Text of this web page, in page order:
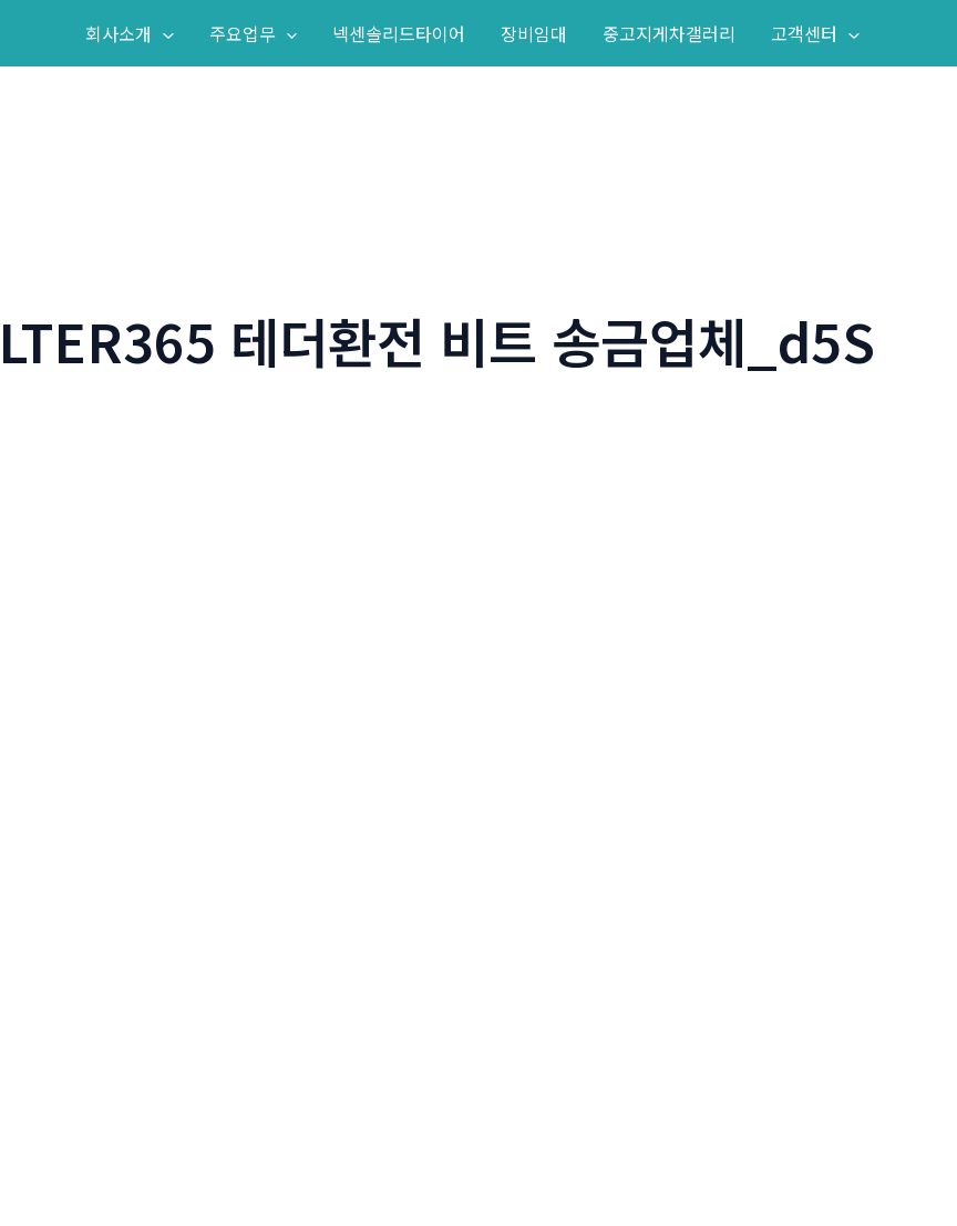
회사소개 주요업무 넥센솔리드타이어 장비임대 중고지게차갤러리 고객센터
테더환전 비트 송금업체_d5S